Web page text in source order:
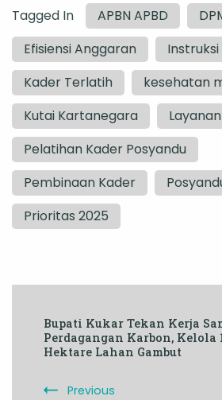
Tagged In APBN APBD
Efisiensi Anggaran
Kader Terlatih
kesehatan
Kutai Kartanegara
Pelatihan Kader Posyandu
Pembinaan Kader
Prioritas 2025
Navigation
Bupati Kukar Tekan Kerja
Perdagangan Karbon, Kelola
Hektare Lahan Gambut
Previous